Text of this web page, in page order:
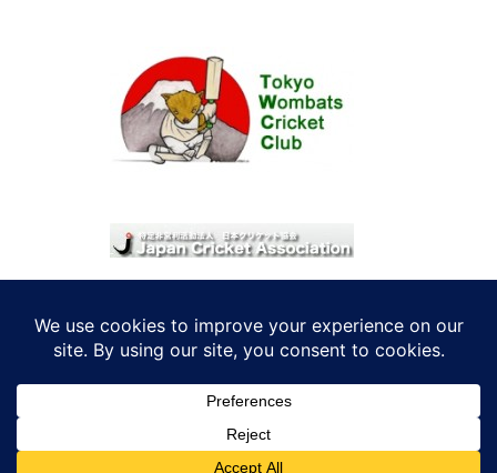
© 2026 考えRoo